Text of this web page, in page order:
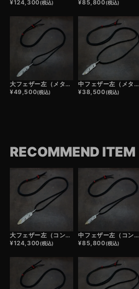
¥124,300(税込)
¥85,800(税込)
大フェザー左（メタル）×鹿革紐×アンティークビーズ/ネックレスカスタム
¥49,500(税込)
中フェザー左（メタル）×鹿革紐×アンティークビーズ/ネックレスカスタム
¥38,500(税込)
RECOMMEND ITEM
大フェザー左（コンビ）×鹿革紐×アンティークビーズ/ネックレスカスタム
¥124,300(税込)
中フェザー左（コンビ）×鹿革紐×アンティークビーズ/ネックレスカスタム
¥85,800(税込)